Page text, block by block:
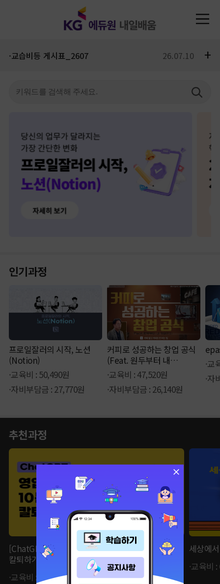
·교습비등 게시표_2607 26.07.10 +
인기과정
프로일잘러의 시작, 노션
(Notion)
·교육비 : 50,490원
·자비부담금 : 27,770원
커피로 성공하는 창업 공식
(Feat. 원두부터 내
카페까지)
·교육비 : 47,520원
·자비부담금 : 26,140원
·교
·자
추천과정
[ChatGPT] 영업제안서 10분만에 생성하고
칼퇴하기
·교육비 : 62,370원 ·자비부담금 : 15,600원
세상에
·교육비